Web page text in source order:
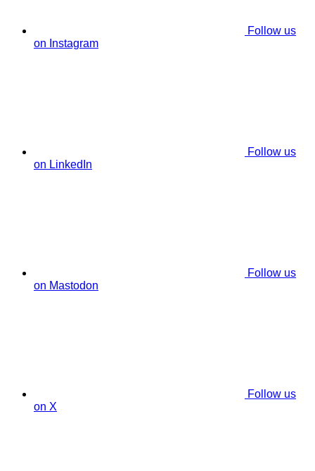
Follow us
on Instagram
Follow us
on LinkedIn
Follow us
on Mastodon
Follow us
on X